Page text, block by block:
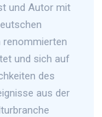
und Autor mit
renommierten
und sich auf
des
aus der